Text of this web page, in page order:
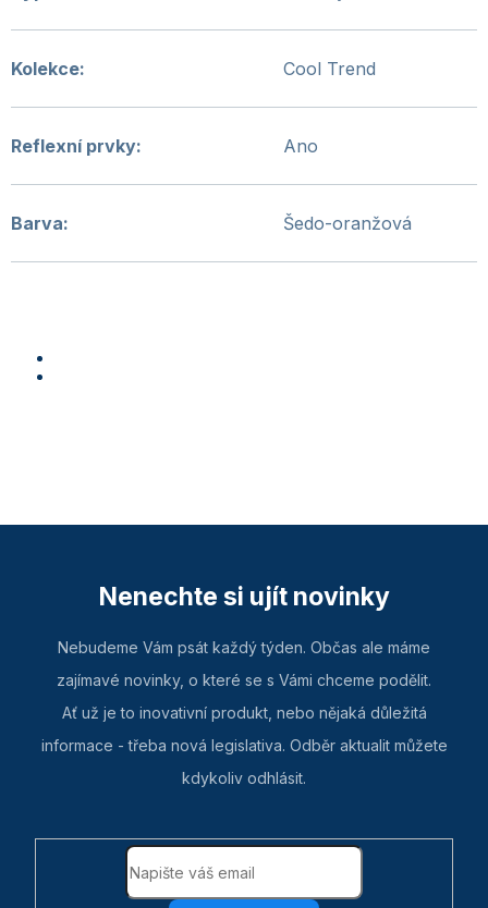
Kolekce: Cool Trend
Reflexní prvky: Ano
Barva: Šedo-oranžová
Nenechte si ujít novinky
Nebudeme Vám psát každý týden. Občas ale máme
zajímavé novinky, o které se s Vámi chceme podělit.
Ať už je to inovativní produkt, nebo nějaká důležitá
informace - třeba nová legislativa. Odběr aktualit můžete
kdykoliv odhlásit.